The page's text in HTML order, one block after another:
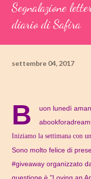
Segnalazione
diario di Safira
settembre 04, 2017
B
uon lunedì
Iniziamo la settimana con
Sono molto felice di
#giveaway organizzato